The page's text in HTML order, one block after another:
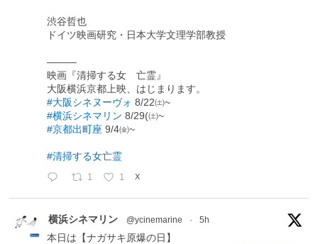
渋谷哲也
ドイツ映画研究・日本大学文理学部教授
―――
映画『清掃する女 亡霊』
大阪横浜京都上映、はじまります。
#大阪シネヌーヴォ 8/22㈯~
#横浜シネマリン 8/29(㈯~
#京都出町座 9/4㈮~
#清掃する女亡霊
1 1 X
横浜シネマリン @ycinemarine · 5h
本日は【ナガサキ原爆の日】